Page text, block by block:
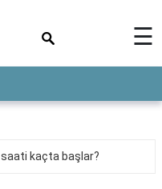
☰
saati kaçta başlar?